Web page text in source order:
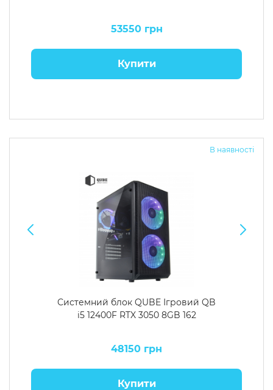
53550 грн
Купити
В наявності
Системний блок QUBE Ігровий QB
i5 12400F RTX 3050 8GB 162
48150 грн
Купити